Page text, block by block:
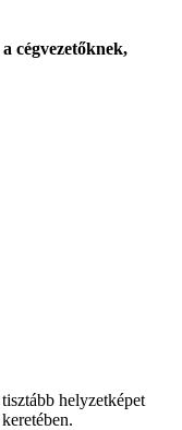
cégvezetőknek,
helyzetképet